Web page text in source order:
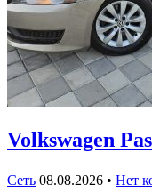
Volkswagen
Сеть 08.08.2026 • Нет